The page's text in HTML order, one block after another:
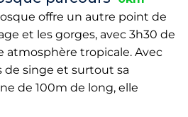
offre un autre point de
et les gorges, avec 3h30 de
atmosphère tropicale. Avec
de singe et surtout sa
de 100m de long, elle